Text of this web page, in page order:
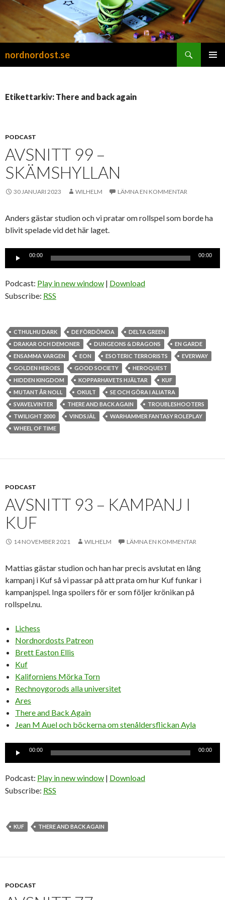
nordnordost.se
Etikettarkiv: There and back again
PODCAST
AVSNITT 99 –
SKÄMSHYLLAN
30 JANUARI 2023 WILHELM LÄMNA EN KOMMENTAR
Anders gästar studion och vi pratar om rollspel som borde ha
blivit spelade vid det här laget.
Ljudspelare
00:00 00:00
Podcast: Play in new window | Download
Subscribe: RSS
CTHULHU DARK DE FÖRDÖMDA
DELTA GREEN
DRAKAR OCH DEMONER
DUNGEONS & DRAGONS
EN GARDE
ENSAMMA VARGEN
EON ESOTERIC TERRORISTS
EVERWAY
GOLDEN HEROES
GOOD SOCIETY
HEROQUEST
HIDDEN KINGDOM
KOPPARHAVETS HJÄLTAR
KUF
MUTANT ÅR NOLL
OKULT
SE OCH GÖRA I ALIATRA
SVAVELVINTER
THERE AND BACK AGAIN
TROUBLESHOOTERS
TWILIGHT 2000
VINDSJÄL
WARHAMMER FANTASY ROLEPLAY
WHEEL OF TIME
PODCAST
AVSNITT 93 – KAMPANJ I
KUF
14 NOVEMBER 2021 WILHELM LÄMNA EN KOMMENTAR
Mattias gästar studion och han har precis avslutat en lång
kampanj i Kuf så vi passar på att prata om hur Kuf funkar i
kampanjspel. Inga spoilers för er som följer krönikan på
rollspel.nu.
Lichess
Nordnordosts Patreon
Brett Easton Ellis
Kuf
Kaliforniens Mörka Torn
Rechnoygorods alla universitet
Ares
There and Back Again
Jean M Auel och böckerna om stenåldersflickan Ayla
Ljudspelare
00:00 00:00
Podcast: Play in new window | Download
Subscribe: RSS
KUF THERE AND BACK AGAIN
PODCAST